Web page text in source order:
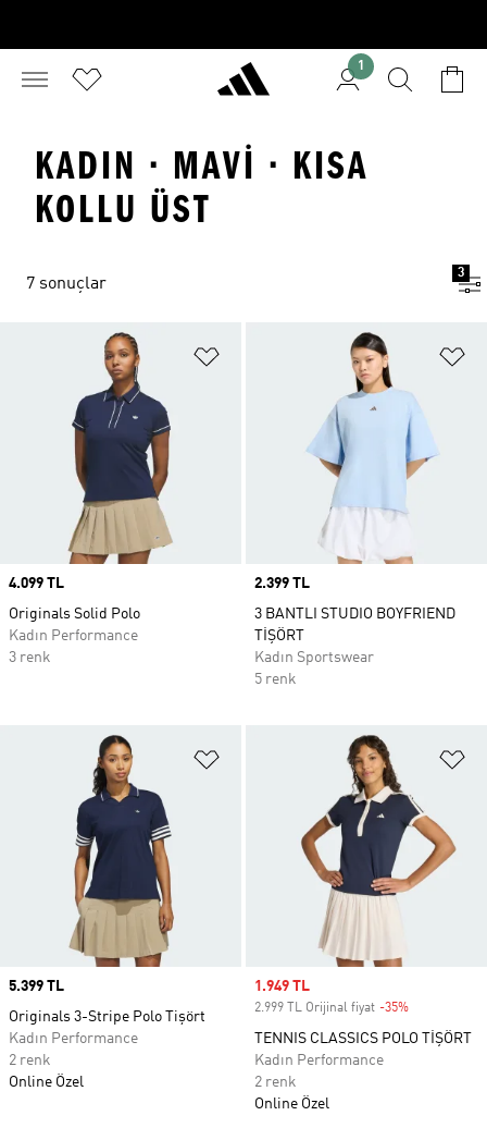
1
KADIN · MAVI · KISA
KOLLU ÜST
7 sonuçlar
3
Favori Listesine Ekle
Price
4.099 TL
Originals Solid Polo
Kadın Performance
3 renk
Price
2.399 TL
3 BANTLI STUDIO BOYFRIEND
TİŞÖRT
Kadın Sportswear
5 renk
Favori Listesine Ekle
Price
5.399 TL
Originals 3-Stripe Polo Tişört
Kadın Performance
2 renk
Online Özel
Sale price
1.949 TL
2.999 TL Orijinal fiyat -35%
TENNIS CLASSICS POLO TİŞÖRT
Kadın Performance
2 renk
Online Özel